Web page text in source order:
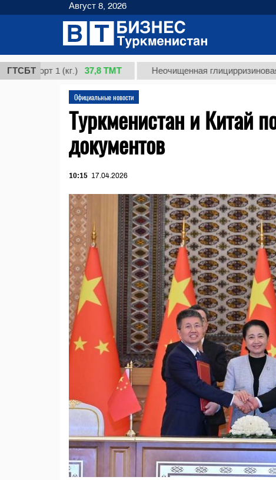
ГТСБТ
1 (кг.) 37,8 ТМТ Неочищенная глицирризиновая
Официальные новости
Туркменистан и Китай
документов
10:15 17.04.2026
Август 8, 2026